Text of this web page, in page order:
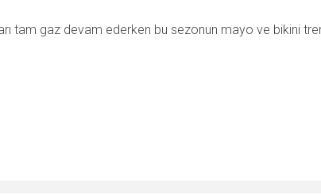
tam gaz devam ederken bu sezonun mayo ve bikini